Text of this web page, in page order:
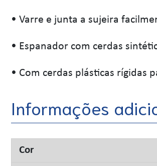
• Varre e junta a sujeira
• Espanador com cerdas
• Com cerdas plásticas rígidas
Informações
Cor